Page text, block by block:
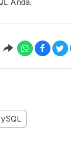
Anda.